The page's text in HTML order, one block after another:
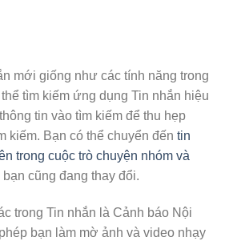
mới giống như các tính năng trong
tìm kiếm ứng dụng Tin nhắn hiệu
tin vào tìm kiếm để thu hẹp
kiếm. Bạn có thể chuyển đến tin
trong cuộc trò chuyện nhóm và
cũng đang thay đổi.
trong Tin nhắn là Cảnh báo Nội
bạn làm mờ ảnh và video nhạy